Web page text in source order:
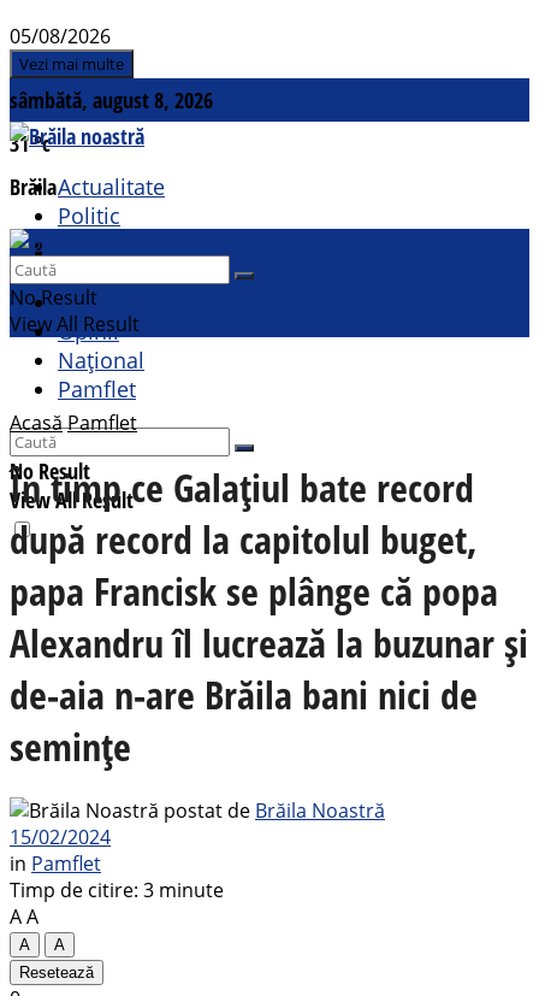
05/08/2026
Vezi mai multe
sâmbătă, august 8, 2026
31°c
Brăila
Contact
Actualitate
Politic
Cultural
Opinii
Național
Pamflet
No Result
View All Result
No Result
View All Result
AcasăPamflet
În timp ce Galațiul bate record
după record la capitolul buget,
papa Francisk se plânge că popa
Alexandru îl lucrează la buzunar și
de-aia n-are Brăila bani nici de
semințe
postat de Brăila Noastră
15/02/2024
in Pamflet
Timp de citire: 3 minute
AA
A
A
Resetează